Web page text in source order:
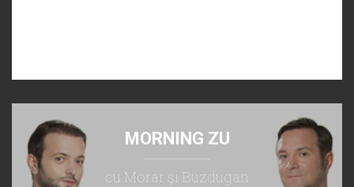
MORNING ZU
cu Morar şi Buzdugan